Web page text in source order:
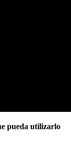
pueda utilizarlo